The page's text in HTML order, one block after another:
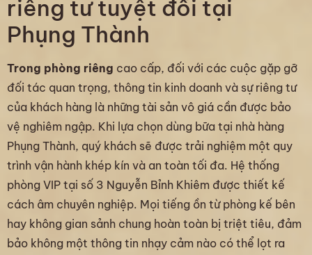
riêng tư tuyệt đối tại
Phụng Thành
Trong phòng riêng cao cấp, đối với các cuộc gặp gỡ
đối tác quan trọng, thông tin kinh doanh và sự riêng tư
của khách hàng là những tài sản vô giá cần được bảo
vệ nghiêm ngập. Khi lựa chọn dùng bữa tại nhà hàng
Phụng Thành, quý khách sẽ được trải nghiệm một quy
trình vận hành khép kín và an toàn tối đa. Hệ thống
phòng VIP tại số 3 Nguyễn Bỉnh Khiêm được thiết kế
cách âm chuyên nghiệp. Mọi tiếng ồn từ phòng kế bên
hay không gian sảnh chung hoàn toàn bị triệt tiêu, đảm
bảo không một thông tin nhạy cảm nào có thể lọt ra